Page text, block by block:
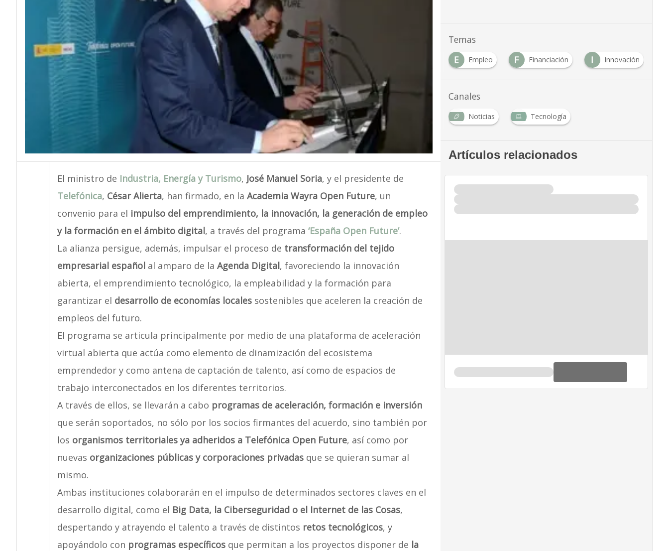
El ministro de Industria, Energía y Turismo, José Manuel Soria, y el presidente de
Telefónica, César Alierta, han firmado, en la Academia Wayra Open Future, un
convenio para el impulso del emprendimiento, la innovación, la generación de empleo
y la formación en el ámbito digital, a través del programa ‘España Open Future’.
La alianza persigue, además, impulsar el proceso de transformación del tejido
empresarial español al amparo de la Agenda Digital, favoreciendo la innovación
abierta, el emprendimiento tecnológico, la empleabilidad y la formación para
garantizar el desarrollo de economías localessostenibles que aceleren la creación de
empleos del futuro.
El programa se articula principalmente por medio de una plataforma de aceleración
virtual abierta que actúa como elemento de dinamización del ecosistema
emprendedor y como antena de captación de talento, así como de espacios de
trabajo interconectados en los diferentes territorios.
A través de ellos, se llevarán a cabo programas de aceleración, formación e inversión
que serán soportados, no sólo por los socios firmantes del acuerdo, sino también por
los organismos territoriales ya adheridos a Telefónica Open Future, así como por
nuevas organizaciones públicas y corporaciones privadasque se quieran sumar al
mismo.
Ambas instituciones colaborarán en el impulso de determinados sectores claves en el
desarrollo digital, como el Big Data, la Ciberseguridad o el Internet de las Cosas,
despertando y atrayendo el talento a través de distintos retos tecnológicos, y
apoyándolo con programas específicosque permitan a los proyectos disponer de la
Temas
E Empleo F Financiación I Innovación
Canales
Noticias Tecnología
Artículos relacionados